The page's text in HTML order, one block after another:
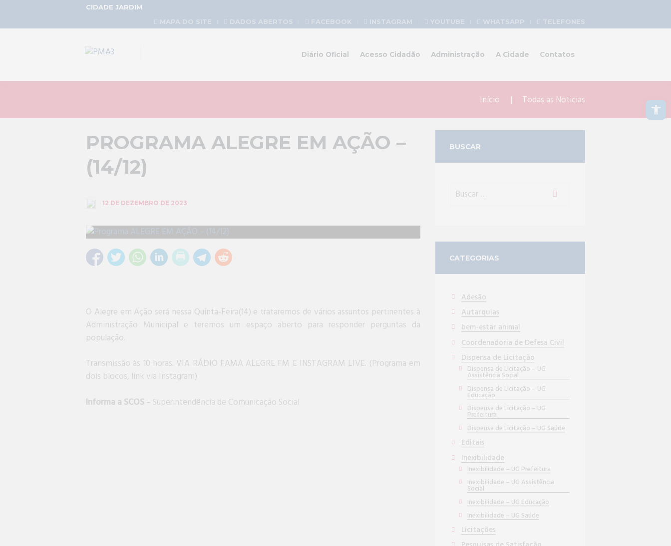
CIDADE JARDIM
MAPA DO SITE
DADOS ABERTOS FACEBOOK INSTAGRAM YOUTUBE WHATSAPP TELEFONES
Diário Oficial Acesso Cidadão Administração A Cidade Contatos
Início Todas as Noticias
PROGRAMA ALEGRE EM AÇÃO –
(14/12)
12 DE DEZEMBRO DE 2023
O Alegre em Ação será nessa Quinta-Feira(14) e trataremos de vários assuntos pertinentes à
Administração Municipal e teremos um espaço aberto para responder perguntas da
população.
Transmissão às 10 horas. VIA RÁDIO FAMA ALEGRE FM E INSTAGRAM LIVE. (Programa em
dois blocos, link via Instagram)
Informa a SCOS – Superintendência de Comunicação Social
BUSCAR
CATEGORIAS
Adesão
Autarquias
bem-estar animal
Coordenadoria de Defesa Civil
Dispensa de Licitação
Dispensa de Licitação – UG
Assistência Social
Dispensa de Licitação – UG
Educação
Dispensa de Licitação – UG
Prefeitura
Dispensa de Licitação – UG Saúde
Editais
Inexibilidade
Inexibilidade – UG Prefeitura
Inexibilidade – UG Assistência
Social
Inexibilidade – UG Educação
Inexibilidade – UG Saúde
Licitações
Abrir a barra de ferramentas